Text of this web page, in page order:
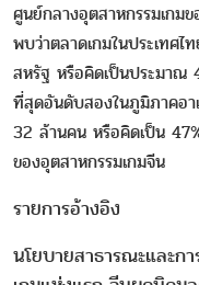
ศูนย์กลางอุตสาหกรรมเกม
พบว่าตลาดเกมในประเทศ
สหรัฐ หรือคิดเป็นประมาณ
ที่สุดอันดับสองในภูมิภาคอา
32 ล้านคน หรือคิดเป็น
ของอุตสาหกรรมเกมจีน
รายการอ้างอิง
นโยบายสาธารณะและก